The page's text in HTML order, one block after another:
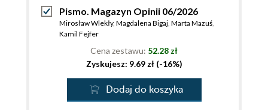
Pismo. Magazyn Opinii 06/2026
Mirosław Wlekły, Magdalena Bigaj, Marta Mazuś,
Kamil Fejfer
Cena zestawu: 52.28 zł
Zyskujesz: 9.69 zł (-16%)
Dodaj do koszyka